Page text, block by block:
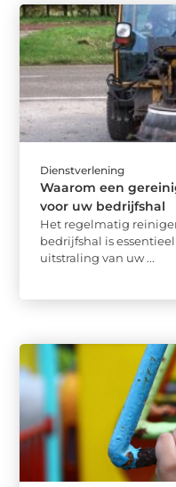
Dienstverlening
Waarom een
voor uw bedrijfshal
Het regelmatig
bedrijfshal is
uitstraling van uw ...